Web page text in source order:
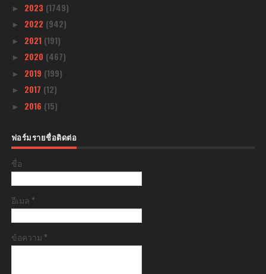
► 2023 (1749)
► 2022 (942)
► 2021 (191)
► 2020 (467)
► 2019 (199)
► 2017 (12)
► 2016 (15)
ฟอร์มรายชื่อติดต่อ
ชื่อ
อีเมล *
ข้อความ *